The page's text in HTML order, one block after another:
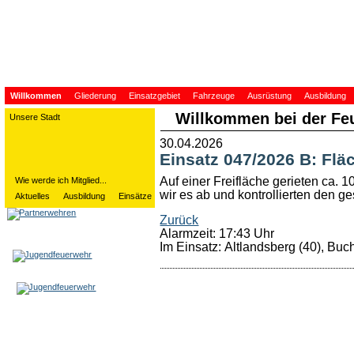
Willkommen Gliederung Einsatzgebiet Fahrzeuge Ausrüstung Ausbildung
Unsere Stadt
Wie werde ich Mitglied...
Aktuelles
Ausbildung Einsätze
Willkommen bei der
30.04.2026
Einsatz 047/2026 B:
Auf einer Freifläche gerieten ca.
wir es ab und kontrollierten den
Zurück
Alarmzeit: 17:43 Uhr
Im Einsatz: Altlandsberg (40),